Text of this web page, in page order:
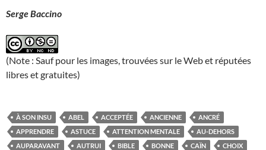
Serge Baccino
(Note : Sauf pour les images, trouvées sur le Web et réputées
libres et gratuites)
À SON INSU ABEL ACCEPTÉE ANCIENNE
ANCRÉ
APPRENDRE
ASTUCE ATTENTION MENTALE
AU-DEHORS
AUPARAVANT
AUTRUI BIBLE BONNE CAÏN
CHOIX